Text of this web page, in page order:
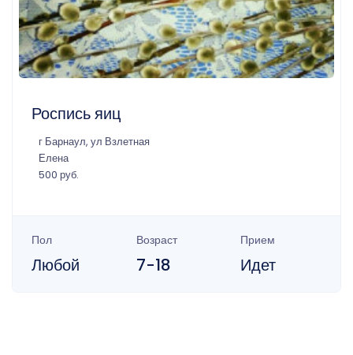
Роспись яиц
г Барнаул, ул Взлетная
Елена
500 руб.
Пол
Любой
Возраст
7-18
Прием
Идет